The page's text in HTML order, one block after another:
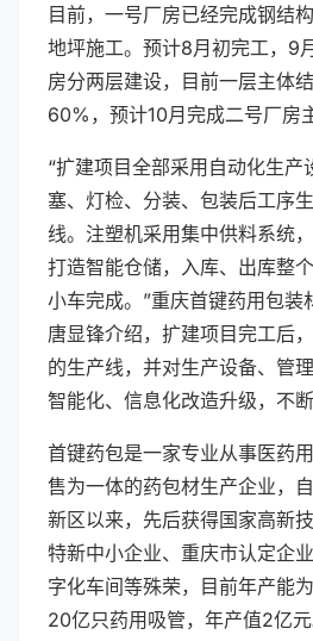
目前，一号厂房已经完成钢结
地坪施工。预计8月初完工，9
房分两层建设，目前一层主体
60%，预计10月完成二号厂房
“扩建项目全部采用自动化生产
塞、灯检、分装、包装后工序
线。注塑机采用集中供料系统
打造智能仓储，入库、出库整
小车完成。”重庆首键药用包装
唐显锋介绍，扩建项目完工后
的生产线，并对生产设备、管
智能化、信息化改造升级，不
首键药包是一家专业从事医药
售为一体的药包材生产企业，
新区以来，先后获得国家高新
特新中小企业、重庆市认定企
字化车间等殊荣，目前年产能
20亿只药用吸管，年产值2亿元